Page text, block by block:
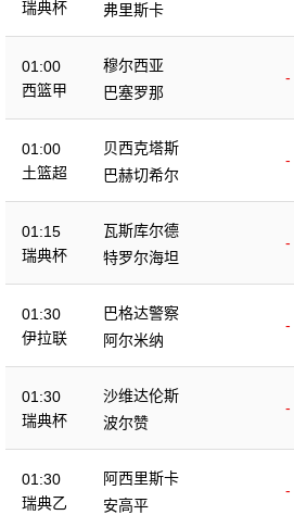
瑞典杯
弗里斯卡
01:00
西篮甲
穆尔西亚
-
巴塞罗那
01:00
土篮超
贝西克塔斯
-
巴赫切希尔
01:15
瑞典杯
瓦斯库尔德
-
特罗尔海坦
01:30
伊拉联
巴格达警察
-
阿尔米纳
01:30
瑞典杯
沙维达伦斯
-
波尔赞
01:30
瑞典乙
阿西里斯卡
-
安高平